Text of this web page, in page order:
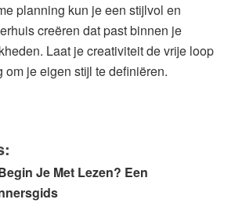
planning kun je een stijlvol en
creëren dat past binnen je
Laat je creativiteit de vrije loop
om je eigen stijl te definiëren.
Je Met Lezen? Een